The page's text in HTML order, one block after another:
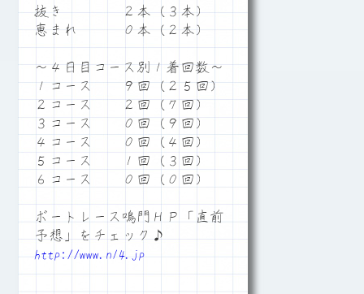
抜き ２本（３本）
恵まれ ０本（２本）
～４日目コース別１着回数～
１コース ９回（２５回）
２コース ２回（７回）
３コース ０回（９回）
４コース ０回（４回）
５コース １回（３回）
６コース ０回（０回）
ボートレース鳴門ＨＰ「直前
予想」をチェック♪
http://www.n14.jp